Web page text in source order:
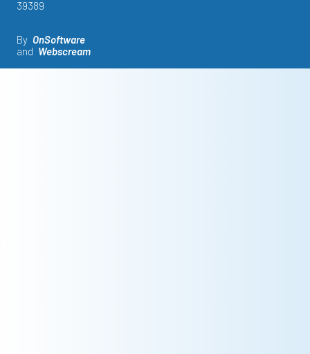
39389
By OnSoftware
and Webscream